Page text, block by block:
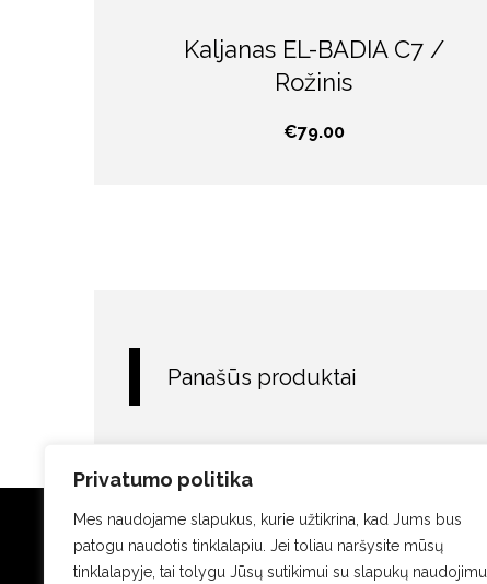
Privatumo politika
Mes naudojame slapukus, kurie užtikrina, kad Jums bus
patogu naudotis tinklalapiu. Jei toliau naršysite mūsų
tinklalapyje, tai tolygu Jūsų sutikimui su slapukų naudojimu.
Kaljanas EL-BADIA C7 /
Rožinis
€79.00
Panašūs produktai